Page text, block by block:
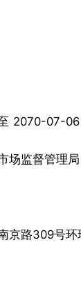
2020-07-07 至 2070-07-06
场监督管理局
京路309号